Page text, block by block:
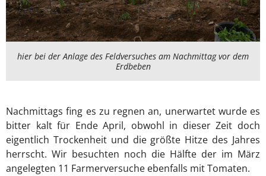
hier bei der Anlage des Feldversuches am Nachmittag vor dem
Erdbeben
Nachmittags fing es zu regnen an, unerwartet wurde es
bitter kalt für Ende April, obwohl in dieser Zeit doch
eigentlich Trockenheit und die größte Hitze des Jahres
herrscht. Wir besuchten noch die Hälfte der im März
angelegten 11 Farmerversuche ebenfalls mit Tomaten.